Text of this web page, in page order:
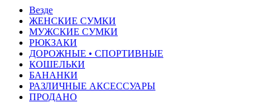
Везде
ЖЕНСКИЕ СУМКИ
МУЖСКИЕ СУМКИ
РЮКЗАКИ
ДОРОЖНЫЕ • СПОРТИВНЫЕ
КОШЕЛЬКИ
БАНАНКИ
РАЗЛИЧНЫЕ АКСЕССУАРЫ
ПРОДАНО